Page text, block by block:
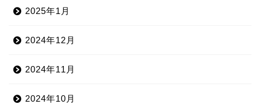
2025年1月
2024年12月
2024年11月
2024年10月